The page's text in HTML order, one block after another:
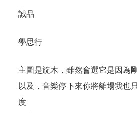
誠品
學思行
主圖是旋木，雖然會選它是因為
以及，音樂停下來你將離場我也
度